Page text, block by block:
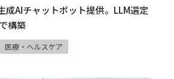
成AIチャットボット提供。LLM選定
構築
医療・ヘルスケア